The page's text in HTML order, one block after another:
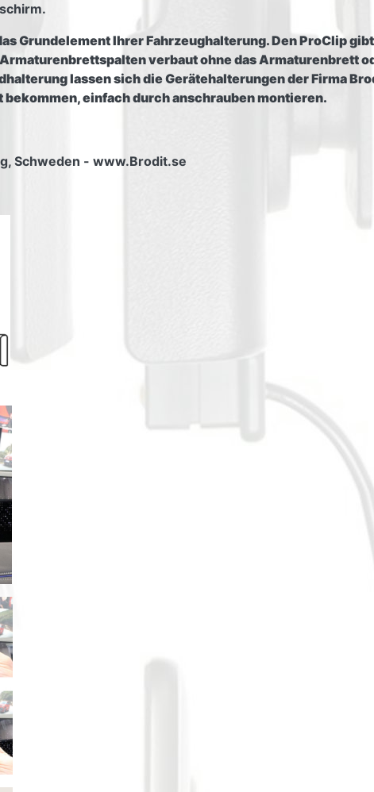
Grundelement Ihrer Fahrzeughalterung. Den ProClip
verbaut ohne das Armaturenbrett
lassen sich die Gerätehalterungen der Firma
einfach durch anschrauben montieren.
Schweden - www.Brodit.se